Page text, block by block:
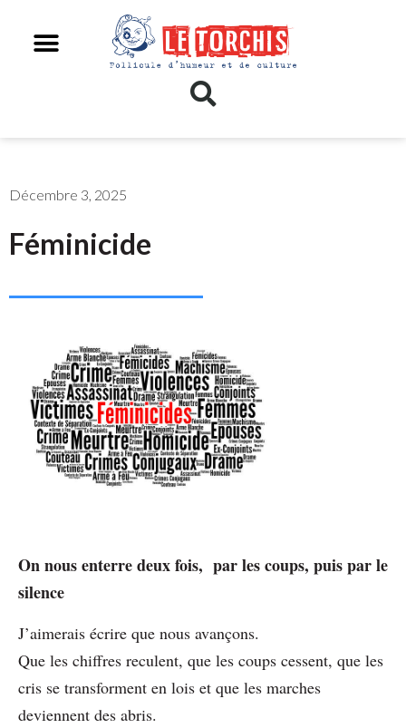
Décembre 3, 2025
Féminicide
On nous enterre deux fois, par les coups, puis par le
silence
J’aimerais écrire que nous avançons.
Que les chiffres reculent, que les coups cessent, que les
cris se transforment en lois et que les marches
deviennent des abris.